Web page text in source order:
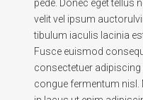
pede. Donec eget tellus
velit vel ipsum
tibulum iaculis lacinia
Fusce euismod
consectetuer adipiscing
congue fermentum nisl.